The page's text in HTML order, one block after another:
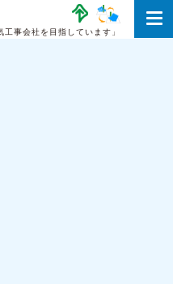
工事会社を目指しています」